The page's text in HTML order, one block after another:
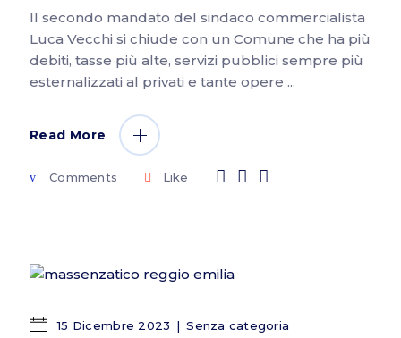
Il secondo mandato del sindaco commercialista
Luca Vecchi si chiude con un Comune che ha più
debiti, tasse più alte, servizi pubblici sempre più
esternalizzati al privati e tante opere
Read More
Comments Like
15 Dicembre 2023 Senza categoria